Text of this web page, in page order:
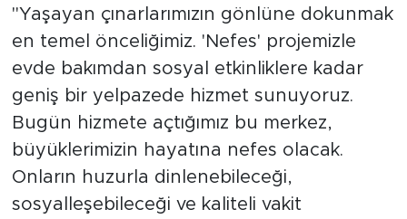
"Yaşayan çınarlarımızın gönlüne dokunmak
en temel önceliğimiz. 'Nefes' projemizle
evde bakımdan sosyal etkinliklere kadar
geniş bir yelpazede hizmet sunuyoruz.
Bugün hizmete açtığımız bu merkez,
büyüklerimizin hayatına nefes olacak.
Onların huzurla dinlenebileceği,
sosyalleşebileceği ve kaliteli vakit